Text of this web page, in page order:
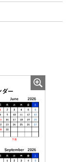
ス
：
181881?
サイトを含
ては、あら